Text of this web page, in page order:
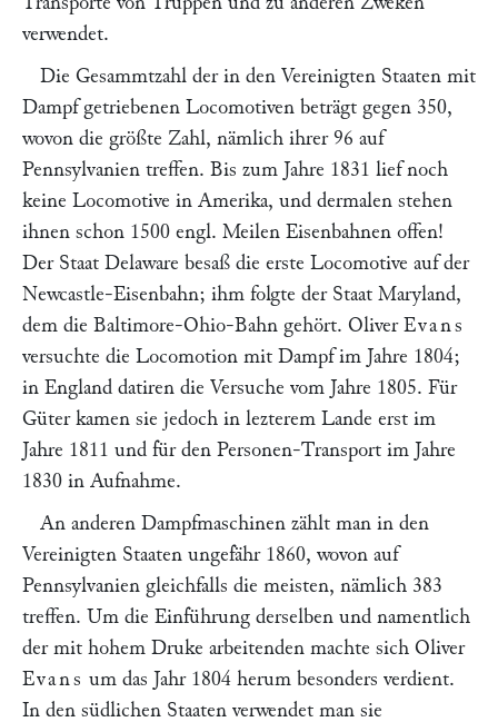
verwendet.
Die Gesammtzahl der in den Vereinigten Staaten mit
Dampf getriebenen Locomotiven beträgt gegen 350,
wovon die größte Zahl, nämlich ihrer 96 auf
Pennsylvanien treffen. Bis zum Jahre 1831 lief noch
keine Locomotive in Amerika, und dermalen stehen
ihnen schon 1500 engl. Meilen Eisenbahnen offen!
Der Staat Delaware besaß die erste Locomotive auf der
Newcastle-Eisenbahn; ihm folgte der Staat Maryland,
dem die Baltimore-Ohio-Bahn gehört. Oliver Evans
versuchte die Locomotion mit Dampf im Jahre 1804;
in England datiren die Versuche vom Jahre 1805. Für
Güter kamen sie jedoch in lezterem Lande erst im
Jahre 1811 und für den Personen-Transport im Jahre
1830 in Aufnahme.
An anderen Dampfmaschinen zählt man in den
Vereinigten Staaten ungefähr 1860, wovon auf
Pennsylvanien gleichfalls die meisten, nämlich 383
treffen. Um die Einführung derselben und namentlich
der mit hohem Druke arbeitenden machte sich Oliver
Evans um das Jahr 1804 herum besonders verdient.
In den südlichen Staaten verwendet man sie